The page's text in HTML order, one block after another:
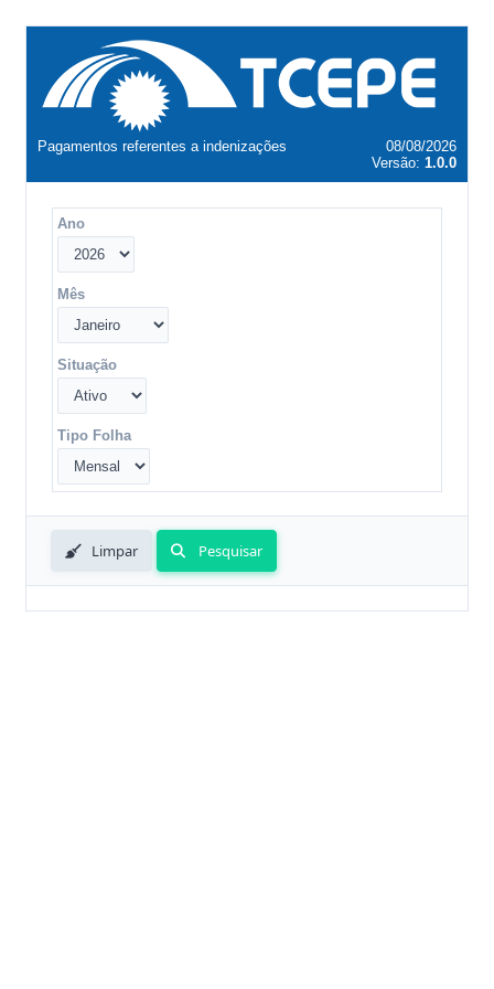
Pagamentos referentes a indenizações
08/08/2026
Versão: 1.0.0
Ano
Mês
Situação
Tipo Folha
Limpar Pesquisar